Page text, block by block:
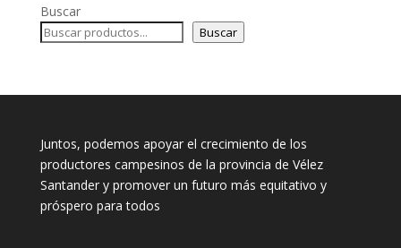
Buscar
Buscar
Juntos, podemos apoyar el crecimiento de los
productores campesinos de la provincia de Vélez
Santander y promover un futuro más equitativo y
próspero para todos